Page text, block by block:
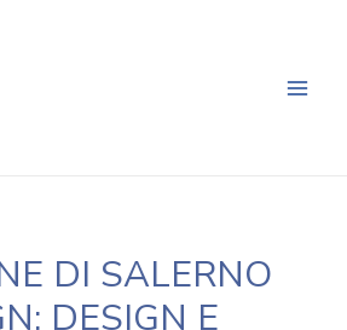
DI SALERNO
DESIGN E